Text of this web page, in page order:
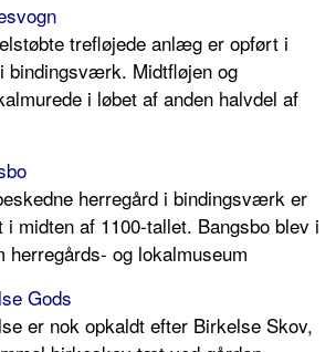
trefløjede anlæg er opført i
bindingsværk. Midtfløjen og
i løbet af anden halvdel af
herregård i bindingsværk er
i midten af 1100-tallet. Bangsbo blev i
herregårds- og lokalmuseum
Gods
er nok opkaldt efter Birkelse Skov,